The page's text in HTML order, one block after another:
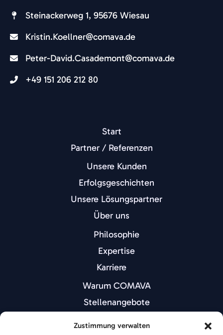
Zustimmung verwalten
Steinackerweg 1, 95676 Wiesau
Kristin.Koellner@comava.de​
Peter-David.Casademont@comava.de
+49 151 206 212 80
Start
Partner / Referenzen
Unsere Kunden
Erfolgsgeschichten
Unsere Lösungspartner
Über uns
Philosophie
Expertise
Karriere
Warum COMAVA
Stellenangebote